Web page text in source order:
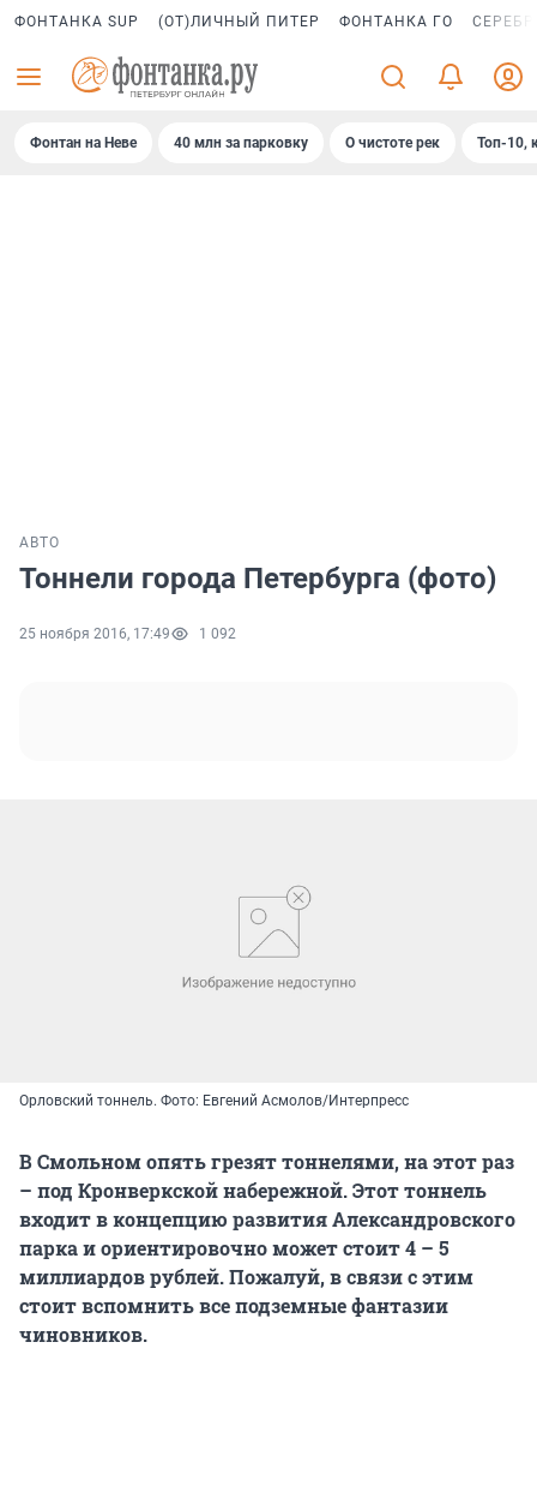
ФОНТАНКА SUP (ОТ)ЛИЧНЫЙ ПИТЕР ФОНТАНКА ГО
Фонтан на Неве 40 млн за парковку О чистоте рек Топ-10,
АВТО
Тоннели города Петербурга (фото)
25 ноября 2016, 17:49 1 092
Орловский тоннель. Фото: Евгений Асмолов/Интерпресс
В Смольном опять грезят тоннелями, на этот раз
– под Кронверкской набережной. Этот тоннель
входит в концепцию развития Александровского
парка и ориентировочно может стоит 4 – 5
миллиардов рублей. Пожалуй, в связи с этим
стоит вспомнить все подземные фантазии
чиновников.